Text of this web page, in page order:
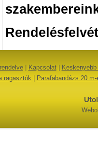
| Kapcsolat|
ragasztók| Parafabandázs 20